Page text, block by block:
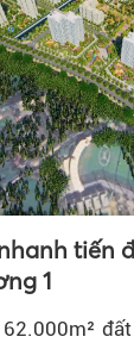
tiến
1